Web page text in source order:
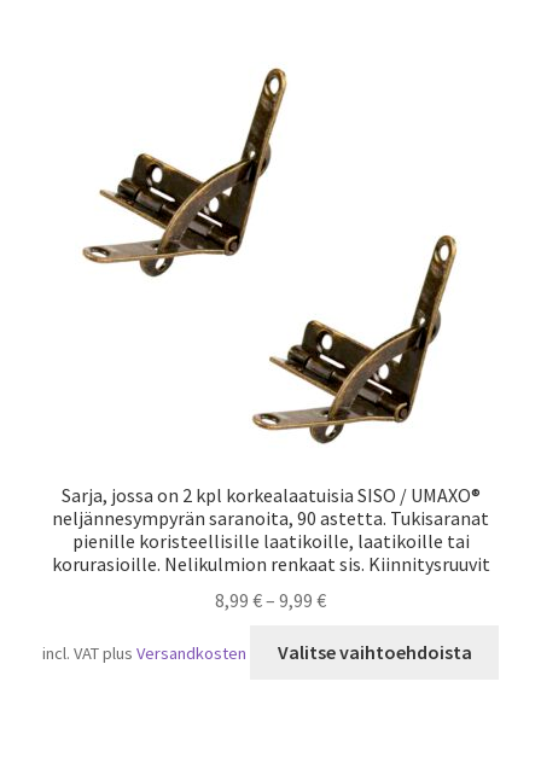
Sarja, jossa on 2 kpl korkealaatuisia SISO / UMAXO®
neljännesympyrän saranoita, 90 astetta. Tukisaranat
pienille koristeellisille laatikoille, laatikoille tai
korurasioille. Nelikulmion renkaat sis. Kiinnitysruuvit
8,99 €– 9,99 €
incl. VATplus Versandkosten Valitse vaihtoehdoista